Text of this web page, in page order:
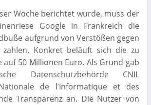
Woche berichtet wurde, muss der
Google in Frankreich die
aufgrund von Verstößen gegen
zahlen. Konkret beläuft sich die zu
auf 50 Millionen Euro. Als Grund gab
Datenschutzbehörde CNIL
de l’Informatique et des
Transparenz an. Die Nutzer von